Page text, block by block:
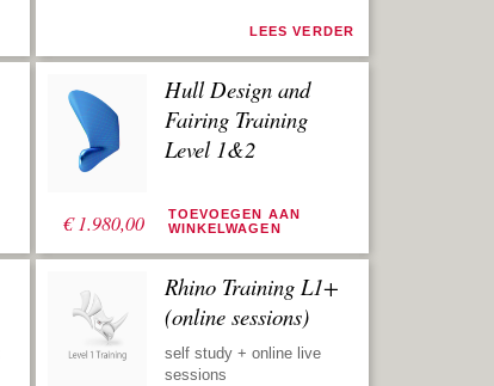
LEES VERDER
€1.980,00
Hull Design and
Fairing Training
Level 1&2
TOEVOEGEN AAN
WINKELWAGEN
Rhino Training L1+
(online sessions)
self study + online live
sessions